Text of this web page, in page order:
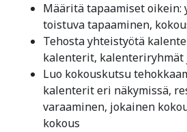
Määritä tapaamiset oikein:
toistuva tapaaminen,
Tehosta yhteistyötä
kalenterit, kalenteriryhmät
Luo kokouskutsu
kalenterit eri näkymissä,
varaaminen, jokainen
kokous